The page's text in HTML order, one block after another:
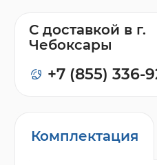
Комплектация
С доставкой в г.
Чебоксары
+7 (855) 336-